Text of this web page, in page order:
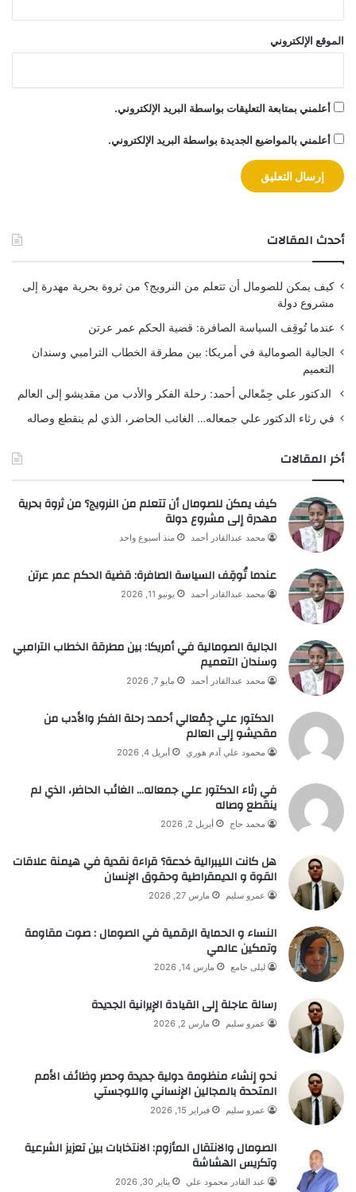
الموقع الإلكتروني
أعلمني بمتابعة التعليقات بواسطة البريد الإلكتروني.
أعلمني بالمواضيع الجديدة بواسطة البريد الإلكتروني.
أحدث المقالات
كيف يمكن للصومال أن تتعلم من النرويج؟ من ثروة بحرية مهدرة إلى
مشروع دولة
عندما تُوقِف السياسة الصافرة: قضية الحكم عمر عرتن
الجالية الصومالية في أمريكا: بين مطرقة الخطاب الترامبي وسندان
التعميم
الدكتور علي جِمْعالي أحمد: رحلة الفكر والأدب من مقديشو إلى العالم
في رثاء الدكتور علي جمعاله… الغائب الحاضر، الذي لم ينقطع وصاله
أخر المقالات
كيف يمكن للصومال أن تتعلم من النرويج؟ من ثروة بحرية
مهدرة إلى مشروع دولة
محمد عبدالقادر أحمد منذ أسبوع واحد
عندما تُوقِف السياسة الصافرة: قضية الحكم عمر عرتن
محمد عبدالقادر أحمد يونيو 11, 2026
الجالية الصومالية في أمريكا: بين مطرقة الخطاب الترامبي
وسندان التعميم
محمد عبدالقادر أحمد مايو 7, 2026
الدكتور علي جِمْعالي أحمد: رحلة الفكر والأدب من
مقديشو إلى العالم
محمود علي آدم هوري أبريل 4, 2026
في رثاء الدكتور علي جمعاله… الغائب الحاضر، الذي لم
ينقطع وصاله
محمد حاج أبريل 2, 2026
هل كانت الليبرالية خدعة؟ قراءة نقدية في هيمنة علاقات
القوة و الديمقراطية وحقوق الإنسان
عمرو سليم مارس 27, 2026
النساء و الحماية الرقمية في الصومال : صوت مقاومة
وتمكين عالمي
ليلى جامع مارس 14, 2026
رسالة عاجلة إلى القيادة الإيرانية الجديدة
عمرو سليم مارس 2, 2026
نحو إنشاء منظومة دولية جديدة وحصر وظائف الأمم
المتحدة بالمجالين الإنساني واللوجستي
عمرو سليم فبراير 15, 2026
الصومال والانتقال المأزوم: الانتخابات بين تعزيز الشرعية
وتكريس الهشاشة
عبد القادر محمود علي يناير 30, 2026